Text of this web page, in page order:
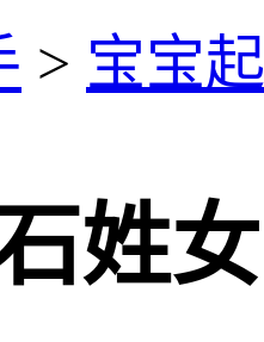
> 宝宝
姓